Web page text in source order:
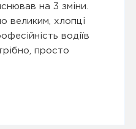
на 3 зміни.
великим, хлопці
водіїв
просто